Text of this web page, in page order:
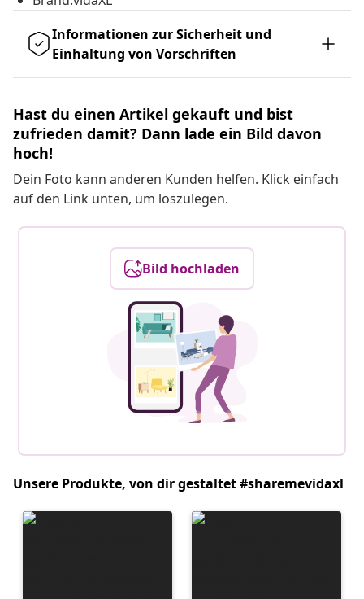
Informationen zur Sicherheit und
Einhaltung von Vorschriften
Hast du einen Artikel gekauft und bist
zufrieden damit? Dann lade ein Bild davon
hoch!
Dein Foto kann anderen Kunden helfen. Klick einfach
auf den Link unten, um loszulegen.
Bild hochladen
Unsere Produkte, von dir gestaltet #sharemevidaxl